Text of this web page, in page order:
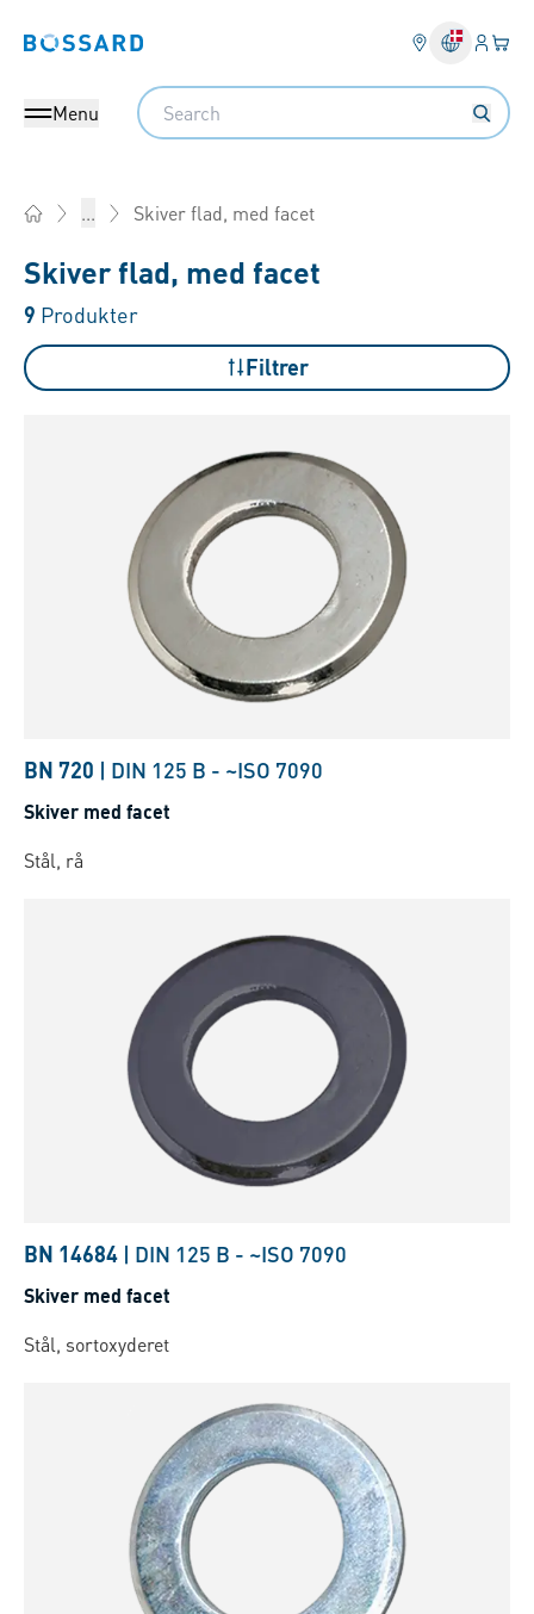
Bossard homepage Log på​
Din
Menu
Search
... Skiver flad, med facet
Skiver flad, med facet
9 Produkter
Filtrer
BN 720 | DIN 125 B - ~ISO 7090
Skiver med facet
Stål, rå
BN 14684 | DIN 125 B - ~ISO 7090
Skiver med facet
Stål, sortoxyderet